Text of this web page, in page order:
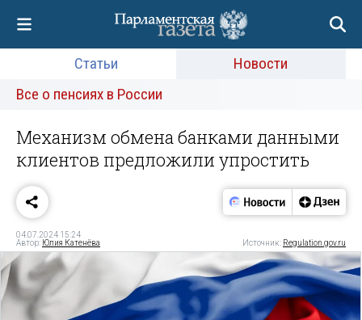
Статьи
Новости
Все о пенсиях в России
Механизм обмена банками данными
клиентов предложили упростить
04.07.2024 15:24
Автор: Юлия Катенёва Источник: Regulation.gov.ru